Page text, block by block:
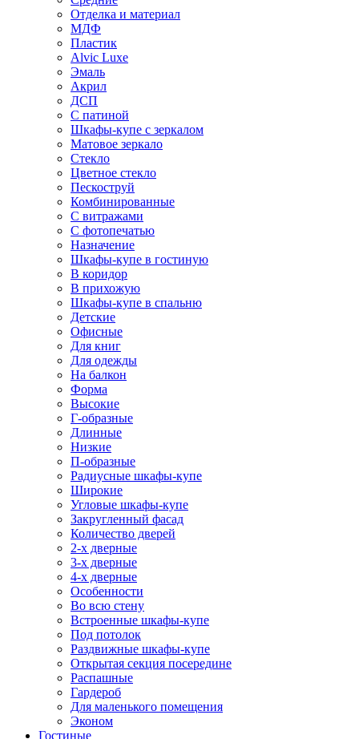
Отделка и материал
МДФ
Пластик
Alvic Luxe
Эмаль
Акрил
ДСП
С патиной
Шкафы-купе с зеркалом
Матовое зеркало
Стекло
Цветное стекло
Пескоструй
Комбинированные
С витражами
С фотопечатью
Назначение
Шкафы-купе в гостиную
В коридор
В прихожую
Шкафы-купе в спальню
Детские
Офисные
Для книг
Для одежды
На балкон
Форма
Высокие
Г-образные
Длинные
Низкие
П-образные
Радиусные шкафы-купе
Широкие
Угловые шкафы-купе
Закругленный фасад
Количество дверей
2-х дверные
3-х дверные
4-х дверные
Особенности
Во всю стену
Встроенные шкафы-купе
Под потолок
Раздвижные шкафы-купе
Открытая секция посередине
Распашные
Гардероб
Для маленького помещения
Эконом
Гостиные